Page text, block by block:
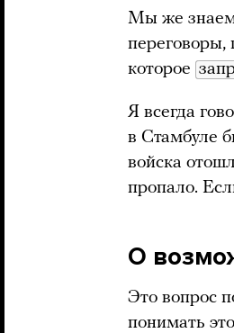
Мы же знаем
переговоры,
которое
Я всегда
в Стамбуле
войска
пропало.
О
Это вопрос
понимать